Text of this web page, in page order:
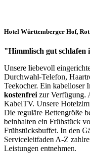
Hotel Württemberger Hof,
"Himmlisch gut schlafen
Unsere liebevoll
Durchwahl-Telefon,
Teekocher. Ein kabelloser
kostenfrei zur Verfügung.
KabelTV. Unsere
Die reguläre Bettengröße
beinhalten ein Frühstück
Frühstücksbuffet. In den
Serviceleitfaden A-Z
Leistungen entnehmen.